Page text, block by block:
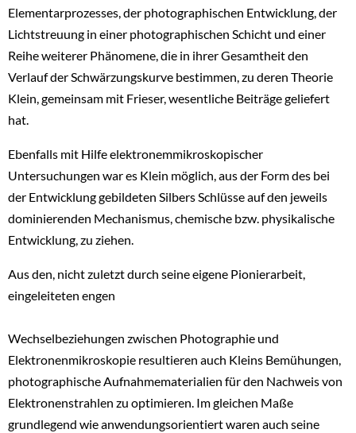
Elementarprozesses, der photographischen Entwicklung, der
Lichtstreuung in einer photographischen Schicht und einer
Reihe weiterer Phänomene, die in ihrer Gesamtheit den
Verlauf der Schwärzungskurve bestimmen, zu deren Theorie
Klein, gemeinsam mit Frieser, wesentliche Beiträge geliefert
hat.
Ebenfalls mit Hilfe elektronemmikroskopischer
Untersuchungen war es Klein möglich, aus der Form des bei
der Entwicklung gebildeten Silbers Schlüsse auf den jeweils
dominierenden Mechanismus, chemische bzw. physikalische
Entwicklung, zu ziehen.
Aus den, nicht zuletzt durch seine eigene Pionierarbeit,
eingeleiteten engen
Wechselbeziehungen zwischen Photographie und
Elektronenmikroskopie resultieren auch Kleins Bemühungen,
photographische Aufnahmematerialien für den Nachweis von
Elektronenstrahlen zu optimieren. Im gleichen Maße
grundlegend wie anwendungsorientiert waren auch seine